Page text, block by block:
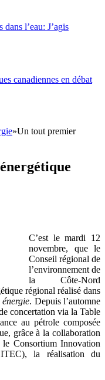
l’eau: J’agis
canadiennes en débat
»Un tout premier
C’est le mardi 12
novembre, que le
Conseil régional de
l’environnement de
la Côte-Nord
régional réalisé dans
. Depuis l’automne
concertation via la Table
au pétrole composée
grâce à la collaboration
Consortium Innovation
la réalisation du